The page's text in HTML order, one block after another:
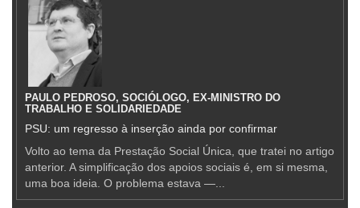
PAULO PEDROSO, SOCIÓLOGO, EX-MINISTRO DO
TRABALHO E SOLIDARIEDADE
PSU: um regresso à inserção ainda por confirmar
Volto ao tema da Prestação Social Única, que tratei no artigo
anterior. A simplificação dos apoios sociais é, em si mesma,
uma boa ideia. O problema estava —...